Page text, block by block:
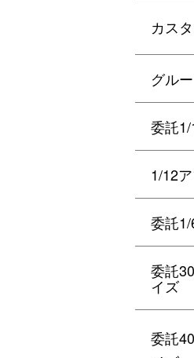
カス
グル
委託
1/12
委託
委託
イズ
委託